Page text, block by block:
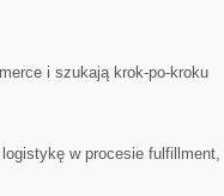
i szukają krok-po-kroku
w procesie fulfillment,